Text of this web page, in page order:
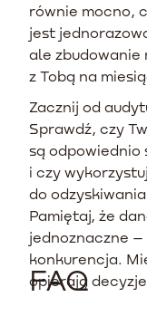
równie mocno,
jest
ale zbudowanie
z Tobą na
Zacznij od
Sprawdź, czy
są odpowiednio
i czy
do
Pamiętaj, że
jednoznaczne
konkurencja.
opierają
FAQ